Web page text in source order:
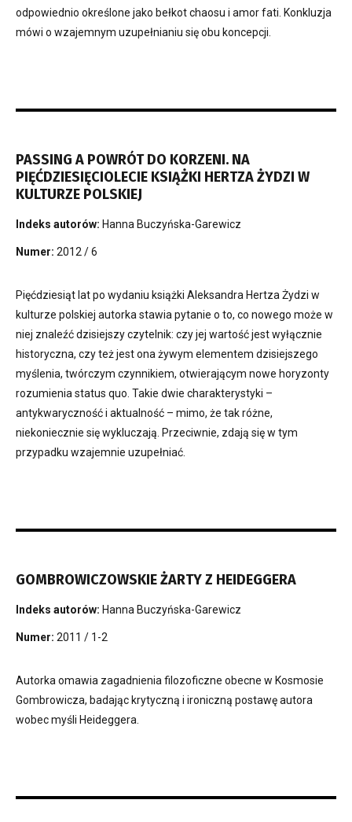
odpowiednio określone jako bełkot chaosu i amor fati. Konkluzja
mówi o wzajemnym uzupełnianiu się obu koncepcji.
PASSING A POWRÓT DO KORZENI. NA
PIĘĆDZIESIĘCIOLECIE KSIĄŻKI HERTZA ŻYDZI W
KULTURZE POLSKIEJ
Indeks autorów: Hanna Buczyńska-Garewicz
Numer: 2012 / 6
Pięćdziesiąt lat po wydaniu książki Aleksandra Hertza Żydzi w
kulturze polskiej autorka stawia pytanie o to, co nowego może w
niej znaleźć dzisiejszy czytelnik: czy jej wartość jest wyłącznie
historyczna, czy też jest ona żywym elementem dzisiejszego
myślenia, twórczym czynnikiem, otwierającym nowe horyzonty
rozumienia status quo. Takie dwie charakterystyki –
antykwaryczność i aktualność – mimo, że tak różne,
niekoniecznie się wykluczają. Przeciwnie, zdają się w tym
przypadku wzajemnie uzupełniać.
GOMBROWICZOWSKIE ŻARTY Z HEIDEGGERA
Indeks autorów: Hanna Buczyńska-Garewicz
Numer: 2011 / 1-2
Autorka omawia zagadnienia filozoficzne obecne w Kosmosie
Gombrowicza, badając krytyczną i ironiczną postawę autora
wobec myśli Heideggera.